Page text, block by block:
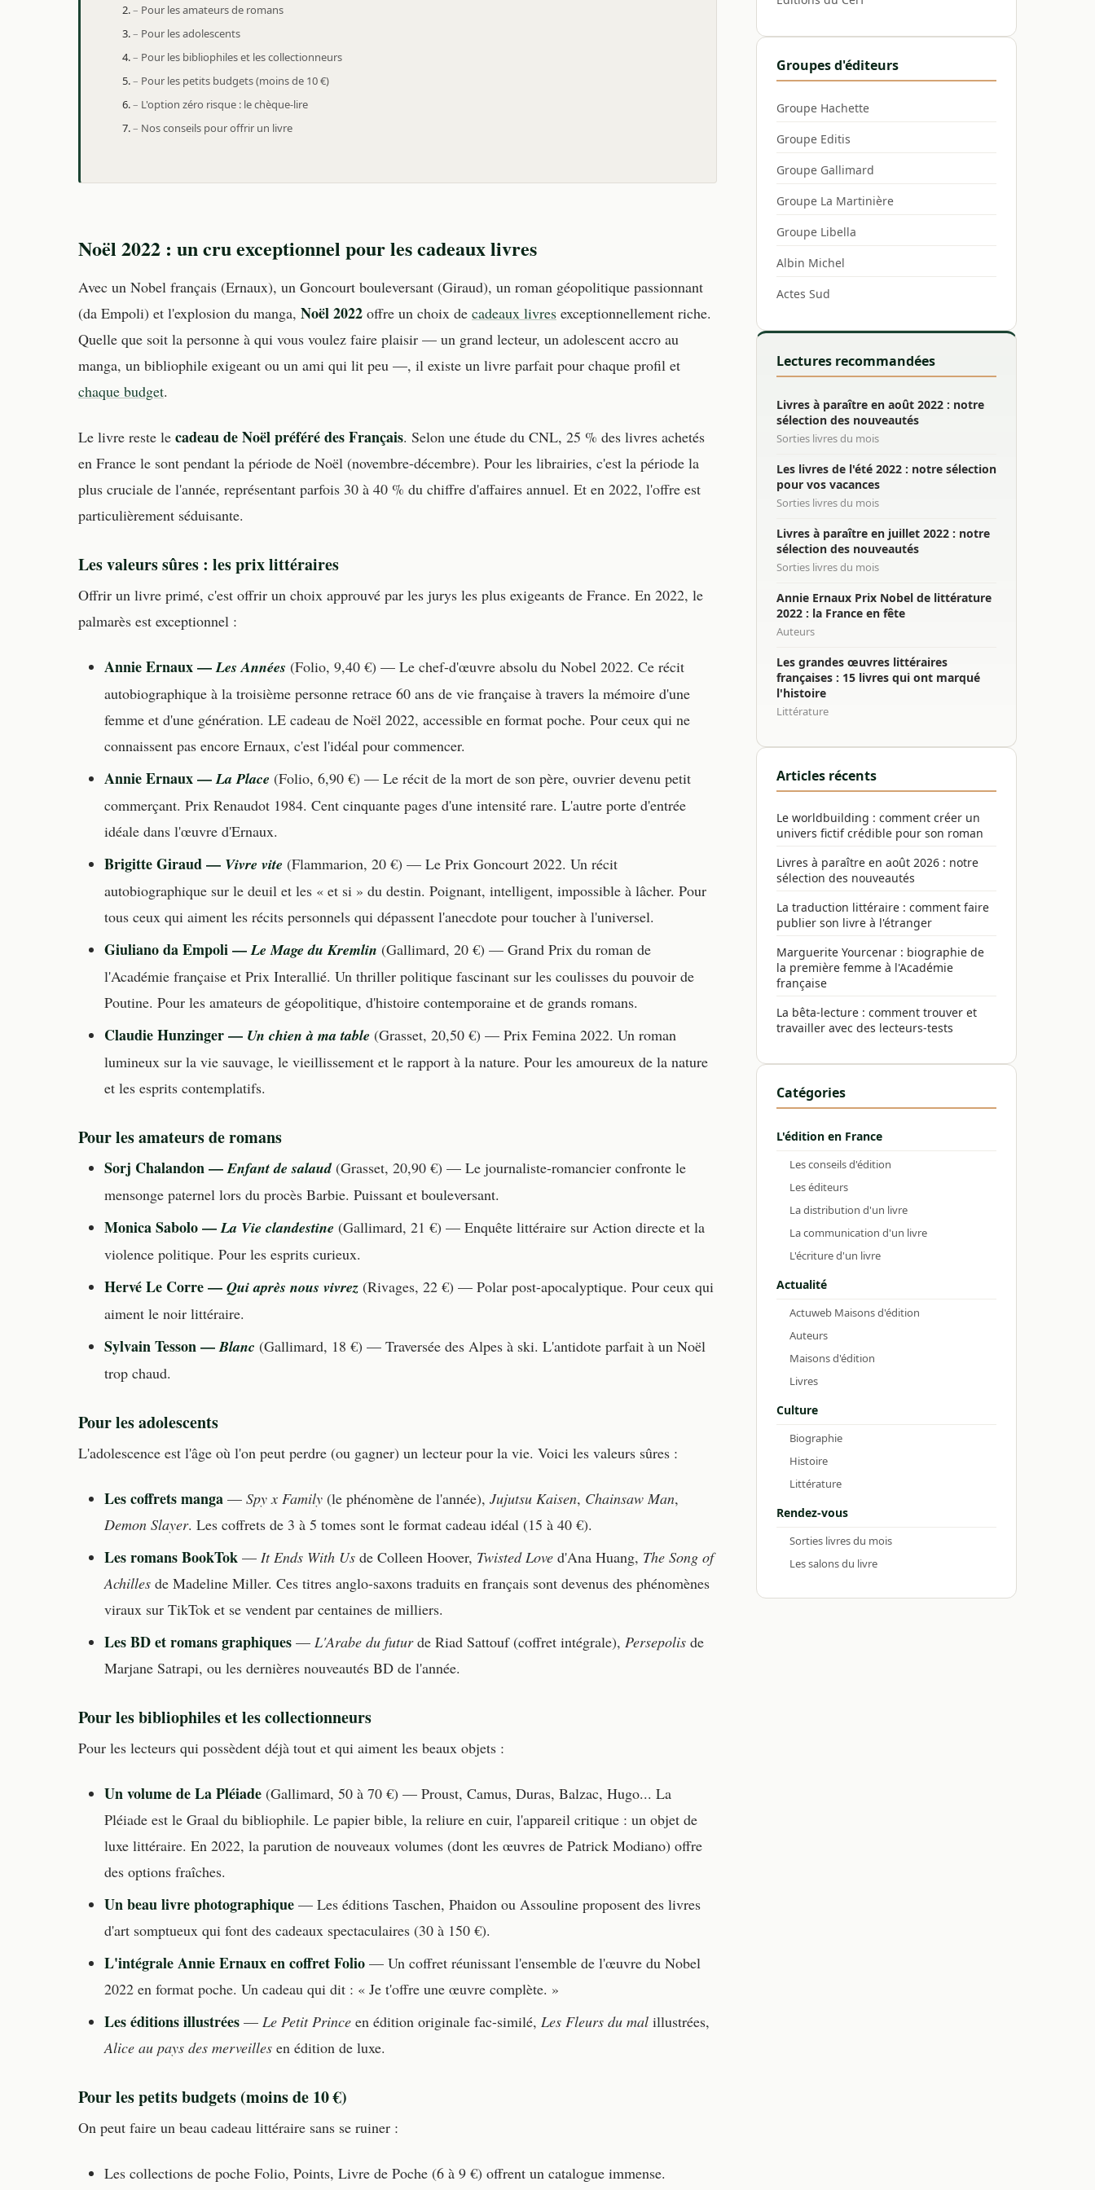
Pour les amateurs de romans
Pour les adolescents
Pour les bibliophiles et les collectionneurs
Pour les petits budgets (moins de 10 €)
L'option zéro risque : le chèque-lire
Nos conseils pour offrir un livre
Noël 2022 : un cru exceptionnel pour les cadeaux livres
Avec un Nobel français (Ernaux), un Goncourt bouleversant (Giraud), un roman géopolitique passionnant
(da Empoli) et l'explosion du manga, Noël 2022 offre un choix de cadeaux livres exceptionnellement riche.
Quelle que soit la personne à qui vous voulez faire plaisir — un grand lecteur, un adolescent accro au
manga, un bibliophile exigeant ou un ami qui lit peu —, il existe un livre parfait pour chaque profil et
chaque budget.
Le livre reste le cadeau de Noël préféré des Français. Selon une étude du CNL, 25 % des livres achetés
en France le sont pendant la période de Noël (novembre-décembre). Pour les librairies, c'est la période la
plus cruciale de l'année, représentant parfois 30 à 40 % du chiffre d'affaires annuel. Et en 2022, l'offre est
particulièrement séduisante.
Les valeurs sûres : les prix littéraires
Offrir un livre primé, c'est offrir un choix approuvé par les jurys les plus exigeants de France. En 2022, le
palmarès est exceptionnel :
Annie Ernaux —Les Années (Folio, 9,40 €) — Le chef-d'œuvre absolu du Nobel 2022. Ce récit
autobiographique à la troisième personne retrace 60 ans de vie française à travers la mémoire d'une
femme et d'une génération. LE cadeau de Noël 2022, accessible en format poche. Pour ceux qui ne
connaissent pas encore Ernaux, c'est l'idéal pour commencer.
Annie Ernaux —La Place (Folio, 6,90 €) — Le récit de la mort de son père, ouvrier devenu petit
commerçant. Prix Renaudot 1984. Cent cinquante pages d'une intensité rare. L'autre porte d'entrée
idéale dans l'œuvre d'Ernaux.
Brigitte Giraud — Vivre vite (Flammarion, 20 €) — Le Prix Goncourt 2022. Un récit
autobiographique sur le deuil et les « et si » du destin. Poignant, intelligent, impossible à lâcher. Pour
tous ceux qui aiment les récits personnels qui dépassent l'anecdote pour toucher à l'universel.
Giuliano da Empoli —Le Mage du Kremlin (Gallimard, 20 €) — Grand Prix du roman de
l'Académie française et Prix Interallié. Un thriller politique fascinant sur les coulisses du pouvoir de
Poutine. Pour les amateurs de géopolitique, d'histoire contemporaine et de grands romans.
Claudie Hunzinger — Un chien à ma table (Grasset, 20,50 €) — Prix Femina 2022. Un roman
lumineux sur la vie sauvage, le vieillissement et le rapport à la nature. Pour les amoureux de la nature
et les esprits contemplatifs.
Pour les amateurs de romans
Sorj Chalandon —Enfant de salaud(Grasset, 20,90 €) — Le journaliste-romancier confronte le
mensonge paternel lors du procès Barbie. Puissant et bouleversant.
Monica Sabolo —La Vie clandestine (Gallimard, 21 €) — Enquête littéraire sur Action directe et la
violence politique. Pour les esprits curieux.
Hervé Le Corre — Qui après nous vivrez (Rivages, 22 €) — Polar post-apocalyptique. Pour ceux qui
aiment le noir littéraire.
Sylvain Tesson —Blanc (Gallimard, 18 €) — Traversée des Alpes à ski. L'antidote parfait à un Noël
trop chaud.
Pour les adolescents
L'adolescence est l'âge où l'on peut perdre (ou gagner) un lecteur pour la vie. Voici les valeurs sûres :
Les coffrets manga — Spy x Family (le phénomène de l'année), Jujutsu Kaisen, Chainsaw Man,
Demon Slayer. Les coffrets de 3 à 5 tomes sont le format cadeau idéal (15 à 40 €).
Les romans BookTok — It Ends With Us de Colleen Hoover, Twisted Love d'Ana Huang, The Song of
Achilles de Madeline Miller. Ces titres anglo-saxons traduits en français sont devenus des phénomènes
viraux sur TikTok et se vendent par centaines de milliers.
Les BD et romans graphiques — L'Arabe du futurde Riad Sattouf (coffret intégrale), Persepolis de
Marjane Satrapi, ou les dernières nouveautés BD de l'année.
Pour les bibliophiles et les collectionneurs
Pour les lecteurs qui possèdent déjà tout et qui aiment les beaux objets :
Un volume de La Pléiade (Gallimard, 50 à 70 €) — Proust, Camus, Duras, Balzac, Hugo... La
Pléiade est le Graal du bibliophile. Le papier bible, la reliure en cuir, l'appareil critique : un objet de
luxe littéraire. En 2022, la parution de nouveaux volumes (dont les œuvres de Patrick Modiano) offre
des options fraîches.
Un beau livre photographique — Les éditions Taschen, Phaidon ou Assouline proposent des livres
d'art somptueux qui font des cadeaux spectaculaires (30 à 150 €).
L'intégrale Annie Ernaux en coffret Folio — Un coffret réunissant l'ensemble de l'œuvre du Nobel
2022 en format poche. Un cadeau qui dit : « Je t'offre une œuvre complète. »
Les éditions illustrées — Le Petit Prince en édition originale fac-similé, Les Fleurs du mal illustrées,
Alice au pays des merveilles en édition de luxe.
Pour les petits budgets (moins de 10 €)
On peut faire un beau cadeau littéraire sans se ruiner :
Les collections de poche Folio, Points, Livre de Poche (6 à 9 €) offrent un catalogue immense.
Groupes d'éditeurs
Groupe Hachette
Groupe Editis
Groupe Gallimard
Groupe La Martinière
Groupe Libella
Albin Michel
Actes Sud
Lectures recommandées
Livres à paraître en août 2022 : notre
sélection des nouveautés
Sorties livres du mois
Les livres de l'été 2022 : notre sélection
pour vos vacances
Sorties livres du mois
Livres à paraître en juillet 2022 : notre
sélection des nouveautés
Sorties livres du mois
Annie Ernaux Prix Nobel de littérature
2022 : la France en fête
Auteurs
Les grandes œuvres littéraires
françaises : 15 livres qui ont marqué
l'histoire
Littérature
Articles récents
Le worldbuilding : comment créer un
univers fictif crédible pour son roman
Livres à paraître en août 2026 : notre
sélection des nouveautés
La traduction littéraire : comment faire
publier son livre à l'étranger
Marguerite Yourcenar : biographie de
la première femme à l'Académie
française
La bêta-lecture : comment trouver et
travailler avec des lecteurs-tests
Catégories
L'édition en France
Les conseils d'édition
Les éditeurs
La distribution d'un livre
La communication d'un livre
L'écriture d'un livre
Actualité
Actuweb Maisons d'édition
Auteurs
Maisons d'édition
Livres
Culture
Biographie
Histoire
Littérature
Rendez-vous
Sorties livres du mois
Les salons du livre